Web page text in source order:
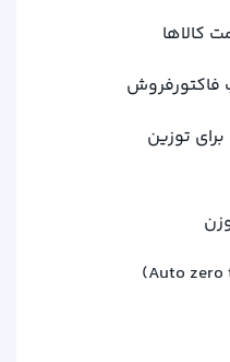
فاکتورفروش
توزین
Auto zero
)